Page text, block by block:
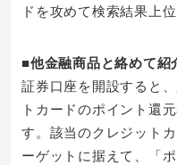
ドを攻めて検索結果上
■他金融商品と絡めて紹
証券口座を開設すると
トカードのポイント還
す。該当のクレジット
ーゲットに据えて、「